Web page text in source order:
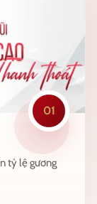
01
tỷ lệ gương